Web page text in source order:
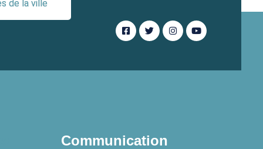
de la ville
Communication